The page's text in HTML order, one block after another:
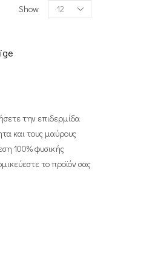
Show
την επιδερμίδα
και τους μαύρους
100% φυσικής
το προϊόν σας